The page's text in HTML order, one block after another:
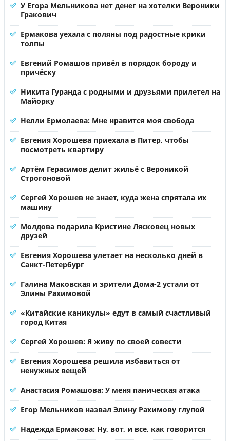
У Егора Мельникова нет денег на хотелки Вероники
Гракович
Ермакова уехала с поляны под радостные крики
толпы
Евгений Ромашов привёл в порядок бороду и
причёску
Никита Гуранда с родными и друзьями прилетел на
Майорку
Нелли Ермолаева: Мне нравится моя свобода
Евгения Хорошева приехала в Питер, чтобы
посмотреть квартиру
Артём Герасимов делит жильё с Вероникой
Строгоновой
Сергей Хорошев не знает, куда жена спрятала их
машину
Молдова подарила Кристине Лясковец новых
друзей
Евгения Хорошева улетает на несколько дней в
Санкт-Петербург
Галина Маковская и зрители Дома-2 устали от
Элины Рахимовой
«Китайские каникулы» едут в самый счастливый
город Китая
Сергей Хорошев: Я живу по своей совести
Евгения Хорошева решила избавиться от
ненужных вещей
Анастасия Ромашова: У меня паническая атака
Егор Мельников назвал Элину Рахимову глупой
Надежда Ермакова: Ну, вот, и все, как говорится